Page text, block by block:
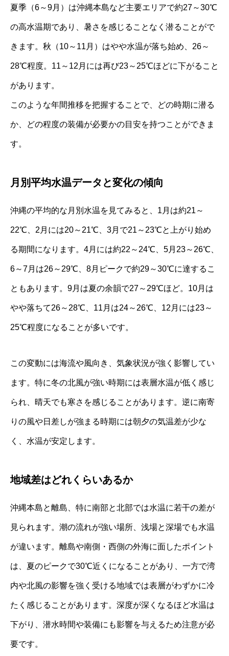
夏季（6～9月）は沖縄本島など主要エリアで約27～30℃
の高水温期であり、暑さを感じることなく潜ることがで
きます。秋（10～11月）はやや水温が落ち始め、26～
28℃程度。11～12月には再び23～25℃ほどに下がること
があります。
このような年間推移を把握することで、どの時期に潜る
か、どの程度の装備が必要かの目安を持つことができま
す。
月別平均水温データと変化の傾向
沖縄の平均的な月別水温を見てみると、1月は約21～
22℃、2月には20～21℃、3月で21～23℃と上がり始め
る期間になります。4月には約22～24℃、5月23～26℃、
6～7月は26～29℃、8月ピークで約29～30℃に達するこ
ともあります。9月は夏の余韻で27～29℃ほど。10月は
やや落ちて26～28℃、11月は24～26℃、12月には23～
25℃程度になることが多いです。
この変動には海流や風向き、気象状況が強く影響してい
ます。特に冬の北風が強い時期には表層水温が低く感じ
られ、晴天でも寒さを感じることがあります。逆に南寄
りの風や日差しが強まる時期には朝夕の気温差が少な
く、水温が安定します。
地域差はどれくらいあるか
沖縄本島と離島、特に南部と北部では水温に若干の差が
見られます。潮の流れが強い場所、浅場と深場でも水温
が違います。離島や南側・西側の外海に面したポイント
は、夏のピークで30℃近くになることがあり、一方で湾
内や北風の影響を強く受ける地域では表層がわずかに冷
たく感じることがあります。深度が深くなるほど水温は
下がり、潜水時間や装備にも影響を与えるため注意が必
要です。